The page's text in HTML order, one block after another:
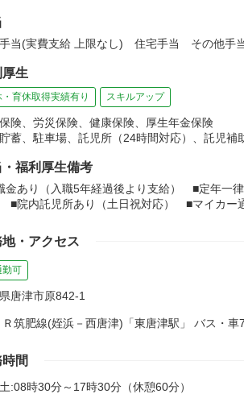
当(実費支給 上限なし) 住宅手当 その他手
生
・育休取得実績有り スキルアップ
険、労災保険、健康保険、厚生年金保険
蓄、駐車場、託児所（24時間対応）、託児補
福利厚生備考
金あり（入職5年経過後より支給） ■定年一
■院内託児所あり（土日祝対応） ■マイカー
・アクセス
勤可
唐津市原842-1
Ｒ筑肥線(姪浜－西唐津)「東唐津駅」 バス・車
間
:08時30分～17時30分（休憩60分）